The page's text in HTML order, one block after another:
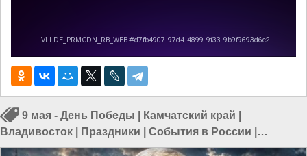
9 мая - День Победы Камчатский край
Владивосток
Праздники События в России
Праздники в России